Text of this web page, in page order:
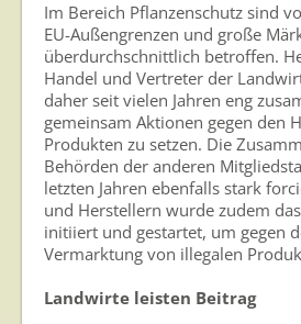
Im Bereich Pflanzenschutz sind
EU-Außengrenzen und große
überdurchschnittlich betroffen.
Handel und Vertreter der
daher seit vielen Jahren eng
gemeinsam Aktionen gegen den
Produkten zu setzen. Die
Behörden der anderen
letzten Jahren ebenfalls stark
und Herstellern wurde zudem
initiiert und gestartet, um gegen
Vermarktung von illegalen
Landwirte leisten Beitrag